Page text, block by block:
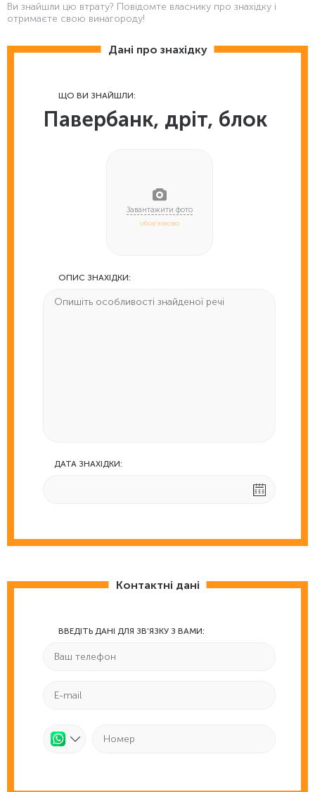
Ви знайшли цю втрату? Повідомте власнику про знахідку і
отримаєте свою винагороду!
Дані про знахідку
ЩО ВИ ЗНАЙШЛИ:
Павербанк, дріт, блок
обов'язково
ОПИС ЗНАХІДКИ:
ДАТА ЗНАХІДКИ:
Контактні дані
ВВЕДІТЬ ДАНІ ДЛЯ ЗВ'ЯЗКУ З ВАМИ: